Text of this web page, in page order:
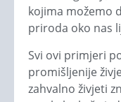
kojima možemo
priroda oko nas
Svi ovi primjeri
promišljenije
zahvalno živjeti